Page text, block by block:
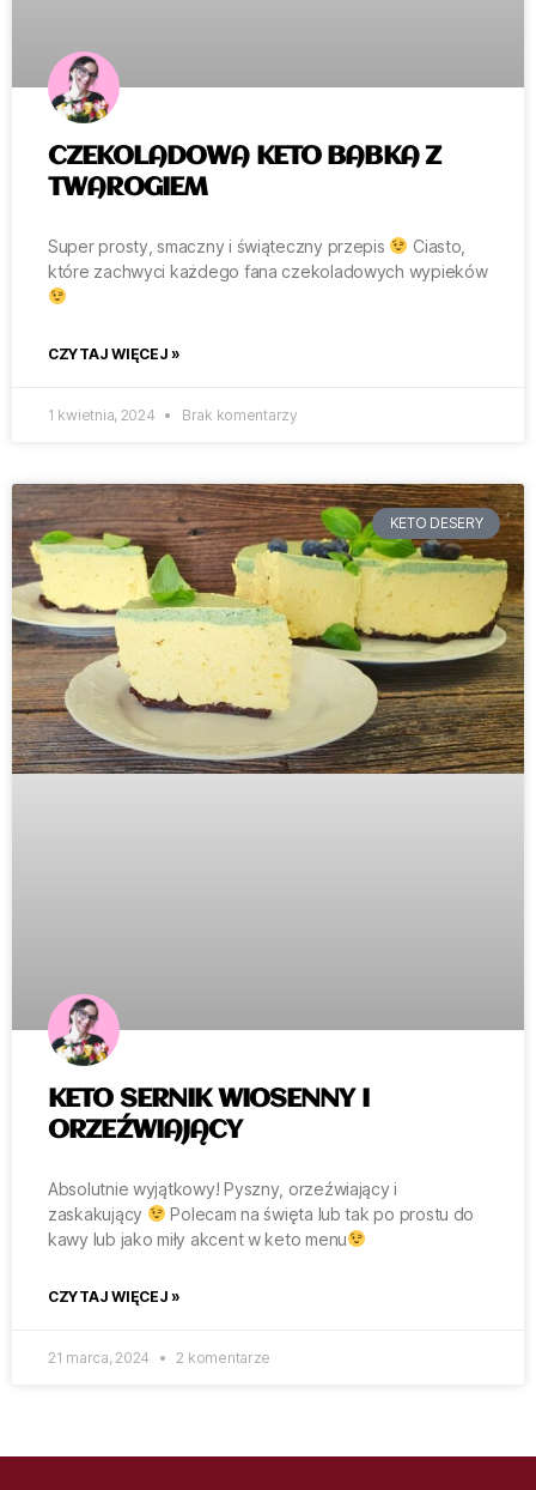
CZEKOLADOWA KETO BABKA Z
TWAROGIEM
Super prosty, smaczny i świąteczny przepis
Ciasto,
które zachwyci każdego fana czekoladowych wypieków
CZYTAJ WIĘCEJ »
1 kwietnia, 2024 Brak komentarzy
KETO DESERY
KETO SERNIK WIOSENNY I
ORZEŹWIAJĄCY
Absolutnie wyjątkowy! Pyszny, orzeźwiający i
zaskakujący
Polecam na święta lub tak po prostu do
kawy lub jako miły akcent w keto menu
CZYTAJ WIĘCEJ »
21 marca, 2024 2 komentarze